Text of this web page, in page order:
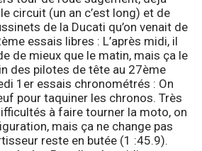
circuit (un an c’est long) et de
de la Ducati qu’on venait de
essais libres : L’après midi, il
de mieux que le matin, mais ça le
des pilotes de tête au 27ème
1er essais chronométrés : On
pour taquiner les chronos. Très
à faire tourner la moto, on
mais ça ne change pas
reste en butée (1 :45.9).